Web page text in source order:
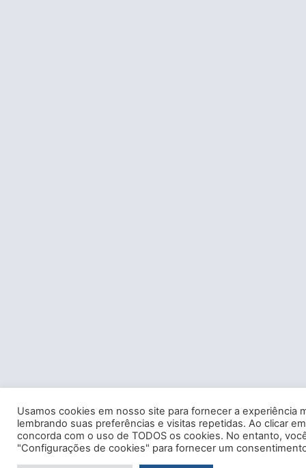
Usamos cookies em nosso site para fornecer a experiência
lembrando suas preferências e visitas repetidas. Ao clicar
concorda com o uso de TODOS os cookies. No entanto,
"Configurações de cookies" para fornecer um